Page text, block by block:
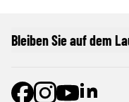
Bleiben Sie auf dem